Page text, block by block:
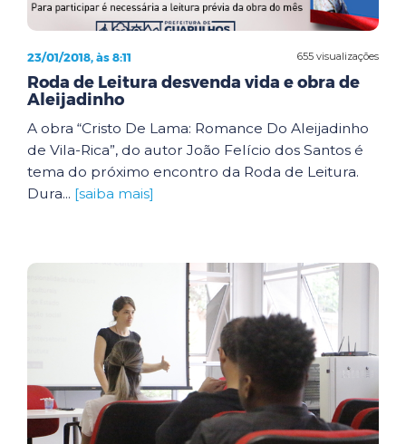
655 visualizações
23/01/2018, às 8:11
Roda de Leitura desvenda vida e obra de
Aleijadinho
A obra “Cristo De Lama: Romance Do Aleijadinho
de Vila-Rica”, do autor João Felício dos Santos é
tema do próximo encontro da Roda de Leitura.
Dura... [saiba mais]